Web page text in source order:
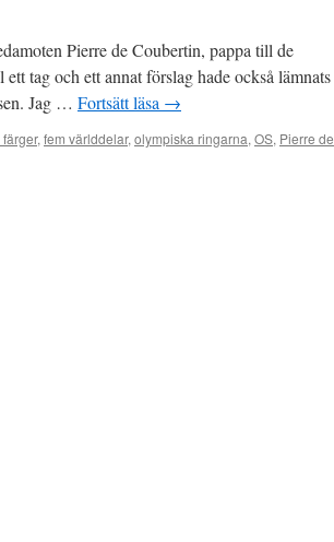
Pierre de Coubertin, pappa till de
tag och ett annat förslag hade också lämnats
Jag … Fortsätt läsa →
färger, fem världdelar, olympiska ringarna, OS, Pierre de